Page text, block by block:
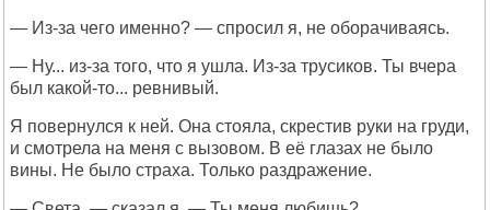
— Из-за чего именно? — спросил я, не оборачиваясь.
— Ну... из-за того, что я ушла. Из-за трусиков. Ты вчера
был какой-то... ревнивый.
Я повернулся к ней. Она стояла, скрестив руки на груди,
и смотрела на меня с вызовом. В её глазах не было
вины. Не было страха. Только раздражение.